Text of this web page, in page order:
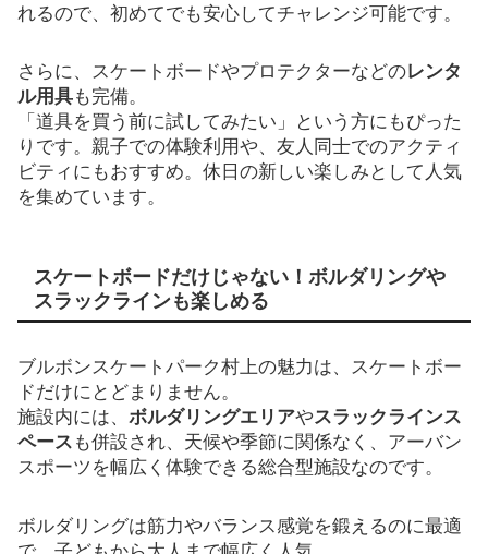
れるので、初めてでも安心してチャレンジ可能です。
さらに、スケートボードやプロテクターなどのレンタ
ル用具も完備。
「道具を買う前に試してみたい」という方にもぴった
りです。親子での体験利用や、友人同士でのアクティ
ビティにもおすすめ。休日の新しい楽しみとして人気
を集めています。
スケートボードだけじゃない！ボルダリングや
スラックラインも楽しめる
ブルボンスケートパーク村上の魅力は、スケートボー
ドだけにとどまりません。
施設内には、 ボルダリングエリアやスラックラインス
ペース も併設され、天候や季節に関係なく、アーバン
スポーツを幅広く体験できる総合型施設なのです。
ボルダリングは筋力やバランス感覚を鍛えるのに最適